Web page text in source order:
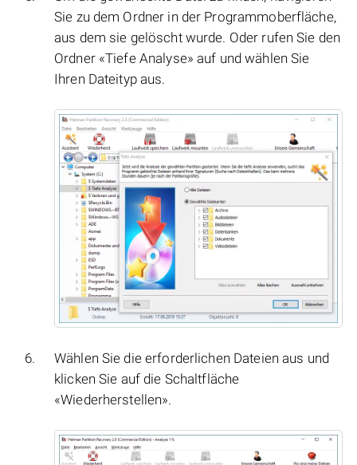
Sie zu dem Ordner in der Programmoberfläche,
aus dem sie gelöscht wurde. Oder rufen Sie den
Ordner «Tiefe Analyse» auf und wählen Sie
Ihren Dateityp aus.
Wählen Sie die erforderlichen Dateien aus und
klicken Sie auf die Schaltfläche
«Wiederherstellen».